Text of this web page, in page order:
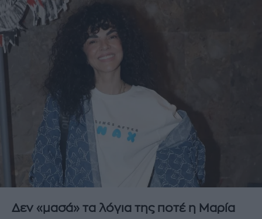
Δεν «μασά» τα λόγια της ποτέ η Μαρία